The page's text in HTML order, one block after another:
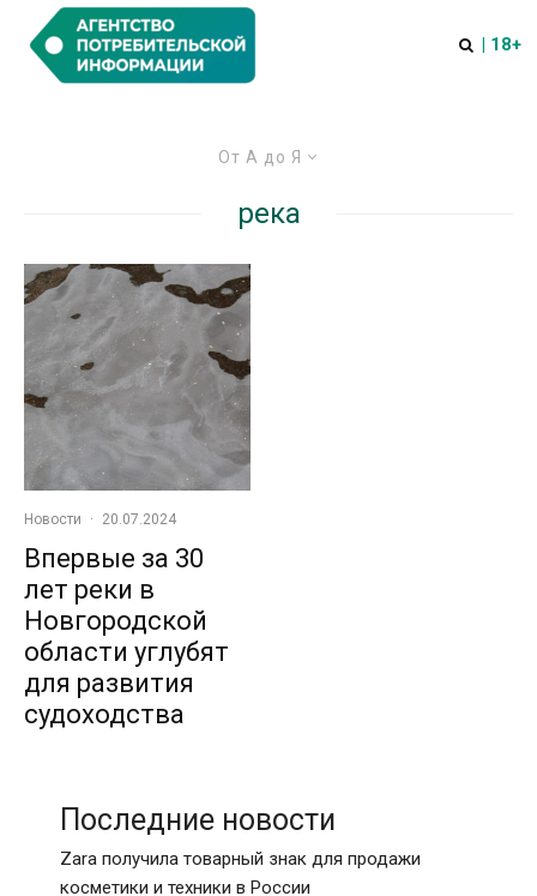
| 18+
От А до Я
река
Новости · 20.07.2024
Впервые за 30
лет реки в
Новгородской
области углубят
для развития
судоходства
Последние новости
Zara получила товарный знак для продажи
косметики и техники в России